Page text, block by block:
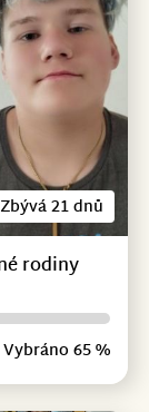
Zbývá 21 dnů
rodiny
Vybráno 65 %